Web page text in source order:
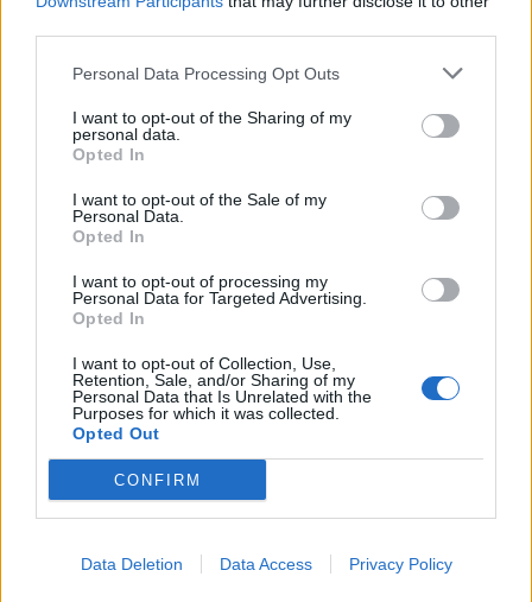
Personal Data Processing Opt Outs
I want to opt-out of the Sharing of my
personal data.
Opted In
I want to opt-out of the Sale of my
Personal Data.
Opted In
I want to opt-out of processing my
Personal Data for Targeted Advertising.
Opted In
I want to opt-out of Collection, Use,
Retention, Sale, and/or Sharing of my
Personal Data that Is Unrelated with the
Purposes for which it was collected.
Opted Out
CONFIRM
Data Deletion Data Access Privacy Policy
Segundo o neurocientista português Fabiano de Abreu
Agrela Rodrigues, a cultura digital pode reduzir o uso de
capacidades cognitivas que favoreceram a evolução
humana, como a criatividade e a concentração
qualquer alteração genética aconteça.
em um ambiente de escassez de estímulos, mas hoje
enfrenta notificações constantes, excesso de
ele, essa diferença impõe uma carga elevada ao córtex
pré-frontal, responsável pelo planejamento e controle
executivo.
O pesquisador afirma que plataformas digitais também
estimulam continuamente o sistema de recompensa do
manter a atenção e a procrastinação. Na sua visão,
CONTINUAR A LER